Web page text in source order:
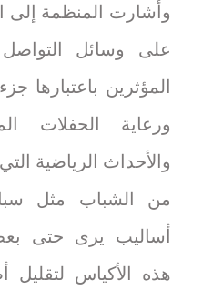
وأشارت المنظمة إلى
على وسائل
المؤثرين باعتبارها
ورعاية الحفلات
والأحداث الرياضية
أساليب يرى حتى
هذه الأكياس لتقليل